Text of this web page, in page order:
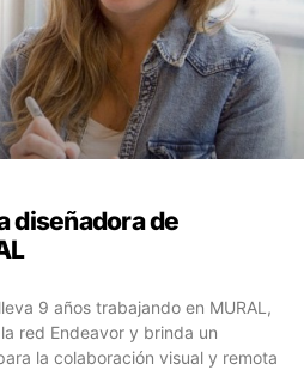
diseñadora de
9 años trabajando en MURAL,
red Endeavor y brinda un
la colaboración visual y remota